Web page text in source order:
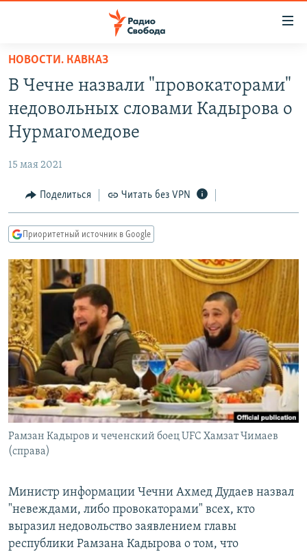
упрощенного
доступа
основному
Вернутся
Вернутся
поиску
АВТОРСКИЕ ПРОЕКТЫ
МНЕНИЯ
КУЛЬТУРА
КАВКАЗ.РЕАЛИИ
СЕВЕР.РЕАЛИИ
СИБИРЬ.РЕАЛИИ
РАСПИСАНИЕ ВЕЩАНИЯ
ПОДПИШИТЕСЬ НА РАССЫЛКУ
СОЦИАЛЬНЫЕ СЕТИ
НОВОСТИ. КАВКАЗ
В Чечне назвали "провокаторами"
недовольных словами Кадырова о
Нурмагомедове
15 мая 2021
Поделиться Читать без VPN
Приоритетный источник в Google
Рамзан Кадыров и чеченский боец UFC Хамзат Чимаев
(справа)
Министр информации Чечни Ахмед Дудаев назвал
"невеждами, либо провокаторами" всех, кто
выразил недовольство заявлением главы
республики Рамзана Кадырова о том, что